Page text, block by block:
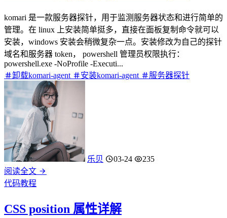
komari 是一款服务器探针，用于监测服务器状态和进行简单的
管理。在 linux 上安装简单挺多，直接在面板复制命令就可以
安装，windows 安装会稍微复杂一点。安装修改为自己的探针
域名和服务器 token， powershell 管理员权限执行：
powershell.exe -NoProfile -Executi...
卸载komari-agent
安装komari-agent 服务器探针
乐贝 03-24
235
阅读全文
代码教程
CSS position 属性详解